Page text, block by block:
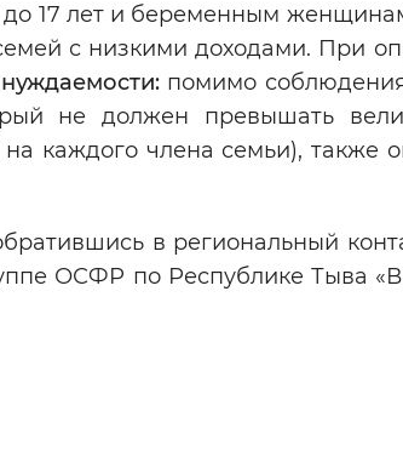
17 лет и беременным
с низкими доходами. При
помимо
не должен превышать
каждого члена семьи), также
в региональный
ОСФР по Республике Тыва